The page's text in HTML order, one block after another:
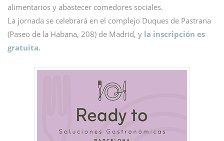
alimentarios y abastecer comedores sociales.
La jornada se celebrará en el complejo Duques de Pastrana
(Paseo de la Habana, 208) de Madrid, y la inscripción es
gratuita.